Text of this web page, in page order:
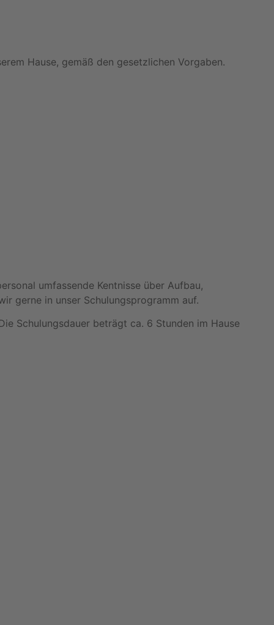
Hause, gemäß den gesetzlichen Vorgaben.
umfassende Kentnisse über Aufbau,
gerne in unser Schulungsprogramm auf.
Schulungsdauer beträgt ca. 6 Stunden im Hause